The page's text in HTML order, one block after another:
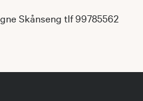
Skånseng tlf 99785562